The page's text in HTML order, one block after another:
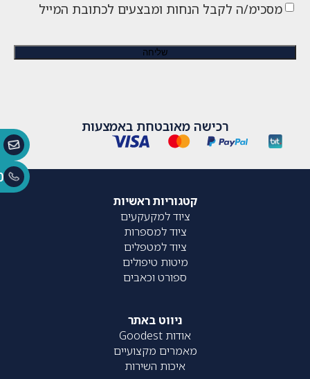
מסכימ/ה לקבל הנחות ומבצעים לכתובת המייל
רכישה מאובטחת באמצעות
קטגוריות ראשיות
ציוד למקעקעים
ציוד למספרות
ציוד למטפלים
מיטות טיפולים
ספורט וכאבים
ניווט באתר
אודות Goodest
מאמרים מקצועיים
איכות השירות